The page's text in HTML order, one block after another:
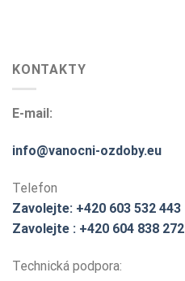
KONTAKTY
E-mail:
info@vanocni-ozdoby.eu
Telefon
Zavolejte: +420 603 532 443
Zavolejte : +420 604 838 272
Technická podpora: